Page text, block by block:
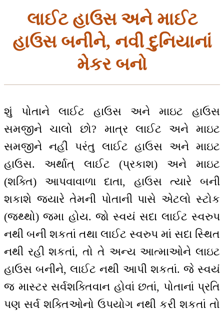
લાઈટ હાઉસ અને માઈટ
હાઉસ બનીને, નવી દુનિયાનાં
મેકર બનો
શું પોતાને લાઈટ હાઉસ અને માઇટ હાઉસ
સમજીને ચાલો છો? માત્ર લાઈટ અને માઇટ
સમજીને નહીં પરંતુ લાઈટ હાઉસ અને માઇટ
હાઉસ. અર્થાત્ લાઈટ (પ્રકાશ) અને માઇટ
(શક્તિ) આપવાવાળા દાતા, હાઉસ ત્યારે બની
શકાશે જ્યારે તેમની પોતાની પાસે એટલો સ્ટોક
(જથ્થો) જમા હોય. જો સ્વયં સદા લાઈટ સ્વરુપ
નથી બની શકતાં તથા લાઈટ સ્વરુપ માં સદા સ્થિત
નથી રહી શકતાં, તો તે અન્ય આત્માઓને લાઇટ
હાઉસ બનીને, લાઈટ નથી આપી શકતાં. જે સ્વયં
જ માસ્ટર સર્વશક્તિવાન હોવાં છતાં, પોતાનાં પ્રતિ
પણ સર્વ શક્તિઓનો ઉપયોગ નથી કરી શકતાં તો